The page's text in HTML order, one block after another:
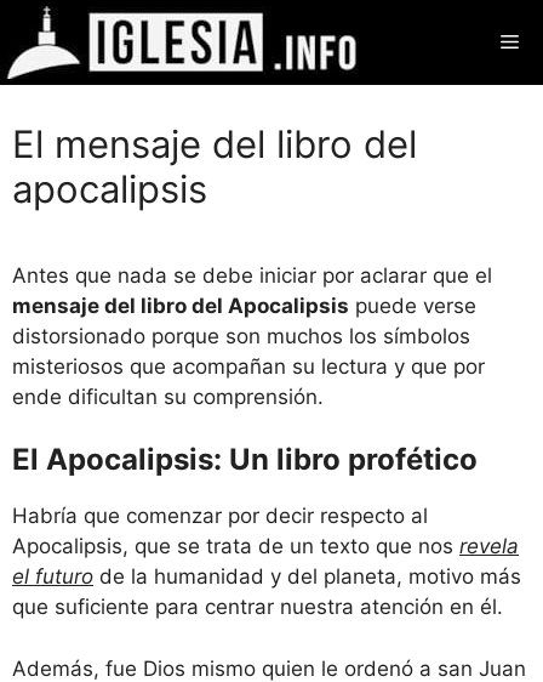
Saltar
contenido
El mensaje del libro del
apocalipsis
Antes que nada se debe iniciar por aclarar que el
mensaje del libro del Apocalipsis puede verse
distorsionado porque son muchos los símbolos
misteriosos que acompañan su lectura y que por
ende dificultan su comprensión.
El Apocalipsis: Un libro profético
Habría que comenzar por decir respecto al
Apocalipsis, que se trata de un texto que nos revela
el futuro de la humanidad y del planeta, motivo más
que suficiente para centrar nuestra atención en él.
Además, fue Dios mismo quien le ordenó a san Juan